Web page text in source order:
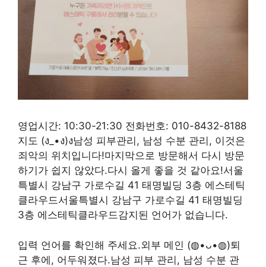
영업시간: 10:30-21:30 전화번호: 010-8432-8188
지도 (ง_•ง)ง남성 피부관리, 남성 수분 관리, 이것은
죄악의 위치입니다!마지막으로 방문해서 다시 방문
하기가 쉽지 않았다.다시 올게 좋을 것 같아요!서울
특별시 강남구 가로수길 41 태명빌딩 3층 에스테틱
클라우드서울특별시 강남구 가로수길 41 태명빌딩
3층 에스테틱클라우드감지된 언어가 없습니다.
입력 언어를 확인해 주세요.외부 메인 (◍•ᴗ•◍)퇴
근 후에, 어두워졌다.남성 피부 관리, 남성 수분 관